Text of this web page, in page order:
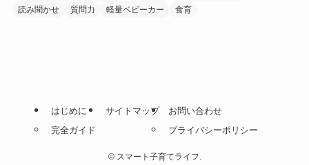
読み聞かせ
質問力 軽量ベビーカー 食育
はじめに
完全ガイド
サイトマップ
お問い合わせ
プライバシーポリシー
©スマート子育てライフ.